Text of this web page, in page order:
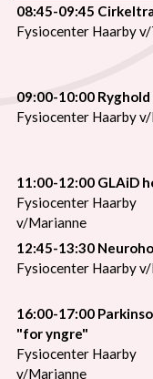
08:45-09:45
Fysiocenter Haarby
09:00-10:00 Ryghold
Fysiocenter Haarby
11:00-12:00 GLAiD
Fysiocenter Haarby
v/Marianne
12:45-13:30
Fysiocenter Haarby v/
16:00-17:00
"for yngre"
Fysiocenter Haarby
v/Marianne